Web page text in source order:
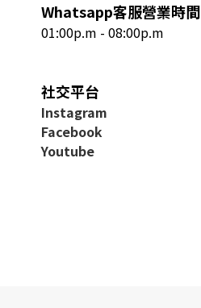
Whatsapp客服營業時間
01:00p.m - 08:00p.m
社交平台
Instagram
Facebook
Youtube